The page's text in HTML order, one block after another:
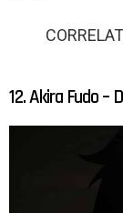
12. Akira Fudo –